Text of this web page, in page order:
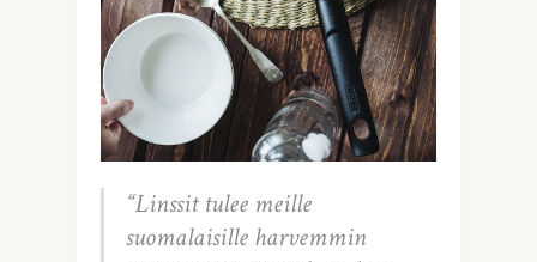
“Linssit tulee meille
suomalaisille harvemmin